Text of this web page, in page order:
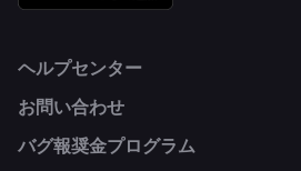
ヘルプセンター
お問い合わせ
バグ報奨金プログラム